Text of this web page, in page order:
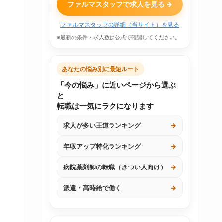
ファルマスタッフで求人を見る →
ファルマスタッフの詳細（当サイト）を見る
※最新の条件・求人数は公式で確認してください。
あなたの悩み別に最短ルート
「今の悩み」に近いページから選ぶ
と
転職は一気にラクになります
求人が多い王道ランキング →
年収アップ特化ランキング →
病院薬剤師の転職（きつい人向け） →
派遣・高時給で働く →